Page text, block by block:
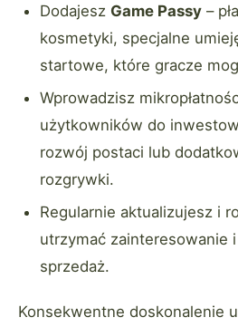
Dodajesz Game Passy –
kosmetyki, specjalne
startowe, które gracze
Wprowadzisz
użytkowników do
rozwój postaci lub
rozgrywki.
Regularnie aktualizujesz i
utrzymać zainteresowanie
sprzedaż.
Konsekwentne doskonalenie